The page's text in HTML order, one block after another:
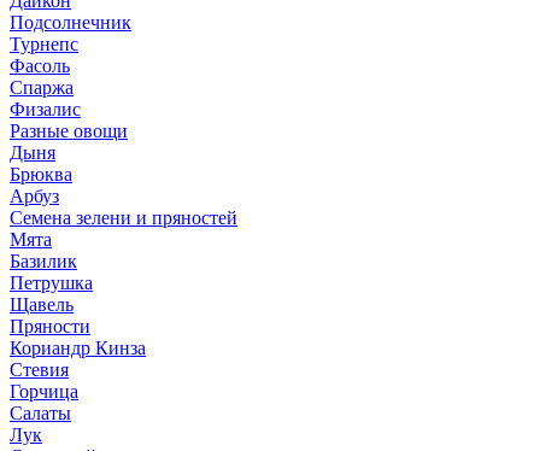
Подсолнечник
Турнепс
Фасоль
Спаржа
Физалис
Разные овощи
Дыня
Брюква
Арбуз
Семена зелени и пряностей
Мята
Базилик
Петрушка
Щавель
Пряности
Кориандр Кинза
Стевия
Горчица
Салаты
Лук